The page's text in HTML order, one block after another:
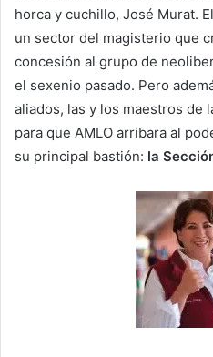
horca y cuchillo, José Murat.
un sector del magisterio que
concesión al grupo de
el sexenio pasado. Pero
aliados, las y los maestros de
para que AMLO arribara al
su principal bastión: la